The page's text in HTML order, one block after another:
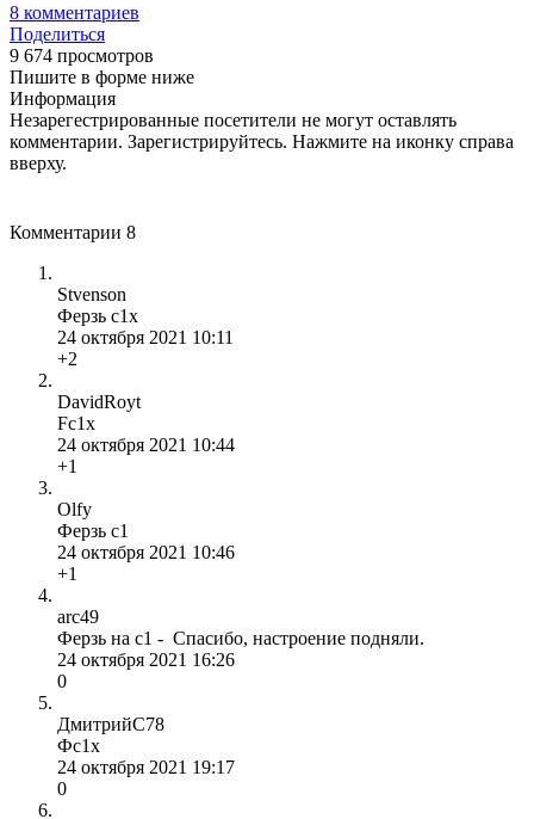
8 комментариев
Поделиться
9 674 просмотров
Пишите в форме ниже
Информация
Незарегестрированные посетители не могут оставлять
комментарии. Зарегистрируйтесь. Нажмите на иконку справа
вверху.
Комментарии 8
Stvenson
Ферзь с1х
24 октября 2021 10:11
+2
DavidRoyt
Fc1x
24 октября 2021 10:44
+1
Olfy
Ферзь с1
24 октября 2021 10:46
+1
arc49
Ферзь на c1 - Спасибо, настроение подняли.
24 октября 2021 16:26
0
ДмитрийС78
Фс1х
24 октября 2021 19:17
0